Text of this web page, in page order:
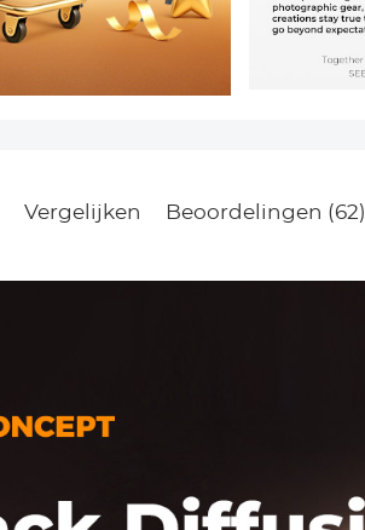
Vergelijken Beoordelingen (62)